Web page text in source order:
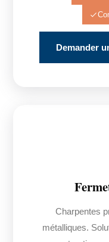
Demander
Charpentes
métalliques.